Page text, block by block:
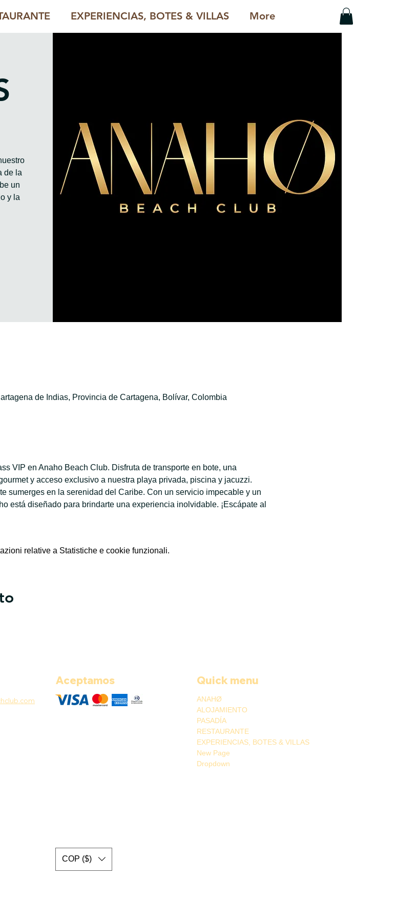
EXPERIENCIAS, BOTES & VILLAS More
de la
un
y la
de Indias, Provincia de Cartagena, Bolívar, Colombia
VIP en Anaho Beach Club. Disfruta de transporte en bote, una
y acceso exclusivo a nuestra playa privada, piscina y jacuzzi.
sumerges en la serenidad del Caribe. Con un servicio impecable y un
está diseñado para brindarte una experiencia inolvidable. ¡Escápate al
relative a Statistiche e cookie funzionali.
Aceptamos Quick menu
ANAHØ
ALOJAMIENTO
PASADÍA
RESTAURANTE
EXPERIENCIAS, BOTES & VILLAS
New Page
Dropdown
COP ($)